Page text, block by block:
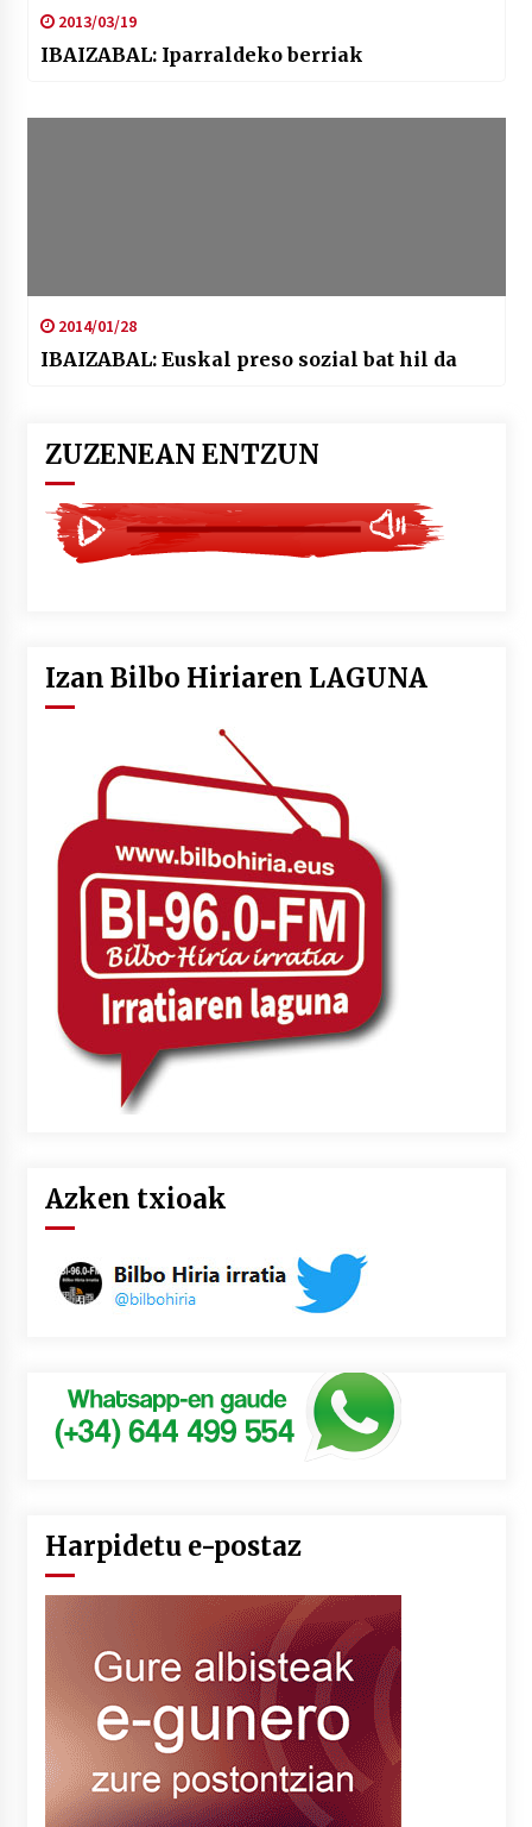
2013/03/19
IBAIZABAL: Iparraldeko berriak
2014/01/28
IBAIZABAL: Euskal preso sozial bat hil da
ZUZENEAN ENTZUN
Izan Bilbo Hiriaren LAGUNA
Azken txioak
Harpidetu e-postaz